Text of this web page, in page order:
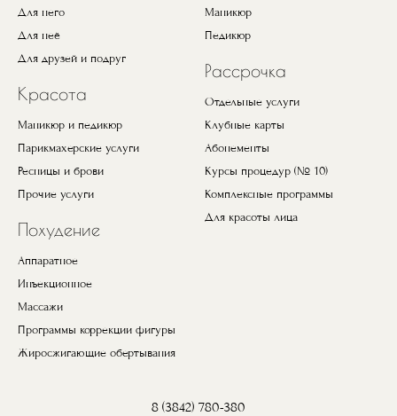
Для него
Для неё
Для друзей и подруг
Красота
Маникюр и педикюр
Парикмахерские услуги
Ресницы и брови
Прочие услуги
Похудение
Аппаратное
Инъекционное
Массажи
Программы коррекции фигуры
Жиросжигающие обертывания
Маникюр
Педикюр
Рассрочка
Отдельные услуги
Клубные карты
Абонементы
Курсы процедур (№ 10)
Комплексные программы
Для красоты лица
8 (3842) 780-380